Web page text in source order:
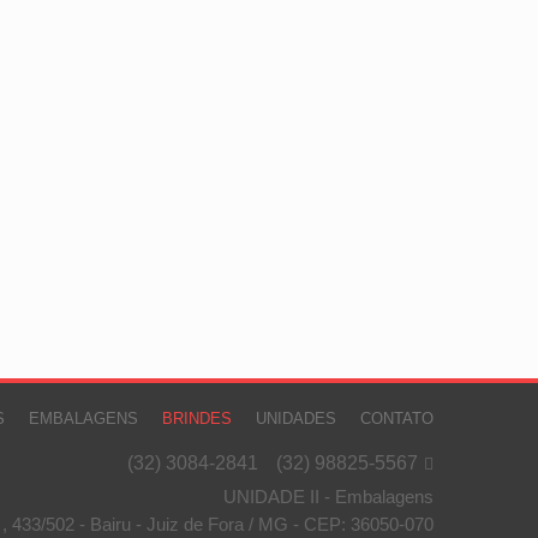
EMBALAGENS BRINDES UNIDADES CONTATO
(32) 3084-2841 (32) 98825-5567 
UNIDADE II - Embalagens
433/502 - Bairu - Juiz de Fora / MG - CEP: 36050-070